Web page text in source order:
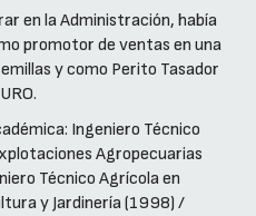
en la Administración, había
promotor de ventas en una
y como Perito Tasador
Ingeniero Técnico
Agropecuarias
Técnico Agrícola en
y Jardinería (1998) /